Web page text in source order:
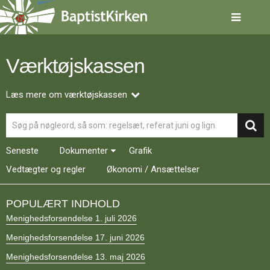
Spring
menu
over
tilbage
forsiden
1.0:
Forside
3.0:
Kalender
4.0:
Inspiration
5.0:
Værktøjskassen
7.0:
Om
BaptistKirken
8.0:
Kontakt
9.0:
Forside
10.0:
Nyheder
Værktøjskassen
Læs mere om værktøjskassen
Seneste Dokumenter
Grafik
Vedtægter og regler
Økonomi / Ansættelser
POPULÆRT INDHOLD
Menighedsforsendelse 1. juli 2026
Menighedsforsendelse 17. juni 2026
Menighedsforsendelse 13. maj 2026